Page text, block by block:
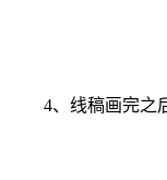
4、线稿画完之后